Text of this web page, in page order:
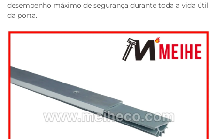
desempenho máximo de segurança durante toda a vida útil
da porta.